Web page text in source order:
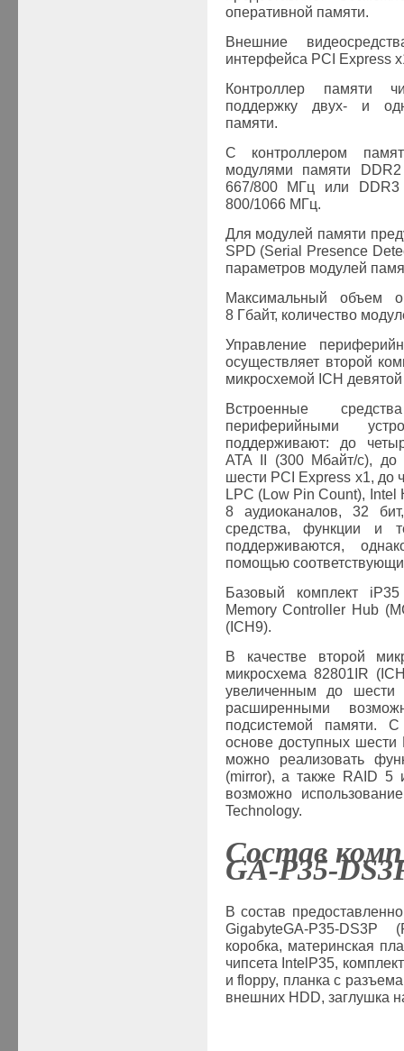
оперативной памяти.
Внешние
интерфейса PCI Express
Контроллер памяти
поддержку двух- и
памяти.
С контроллером
модулями памяти
667/800 МГц или DDR3
800/1066 МГц.
Для модулей памяти
SPD (Serial Presence
параметров модулей
Максимальный объем
8 Гбайт, количество
Управление
осуществляет второй
микросхемой ICH
Встроенные
периферийными
поддерживают: до
ATA II
(300
Мбайт/с),
шести PCI Express x1, до
LPC (Low Pin Count), Intel
8 аудиоканалов, 32
средства, функции и
поддерживаются,
помощью
Базовый комплект
Memory Controller Hub (
(ICH9).
В качестве второй
микросхема 82801IR
увеличенным до
расширенными
подсистемой памяти.
основе доступных
можно реализовать
(mirror), а также RAID 5
возможно
Technology.
Состав
GA-P35-
В состав
GigabyteGA-P35-DS3P
коробка, материнская
чипсета Intel P35,
иfloppy, планка с
внешних HDD, заглушка